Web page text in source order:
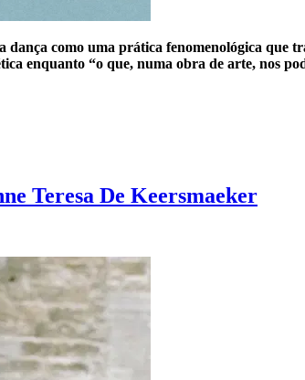
dança como uma prática fenomenológica
enquanto “o que, numa obra de arte, nos
Teresa De Keersmaeker